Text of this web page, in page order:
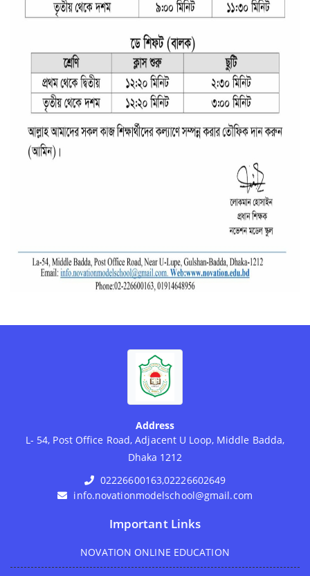
Address
L- 54, Post Office Road, Adjacent U Loop, Middle Badda,
Dhaka 1212
02226600163,02226602649
info.novationmodelschool@gmail.com
Important Links
NOVATION ONLINE EDUCATION